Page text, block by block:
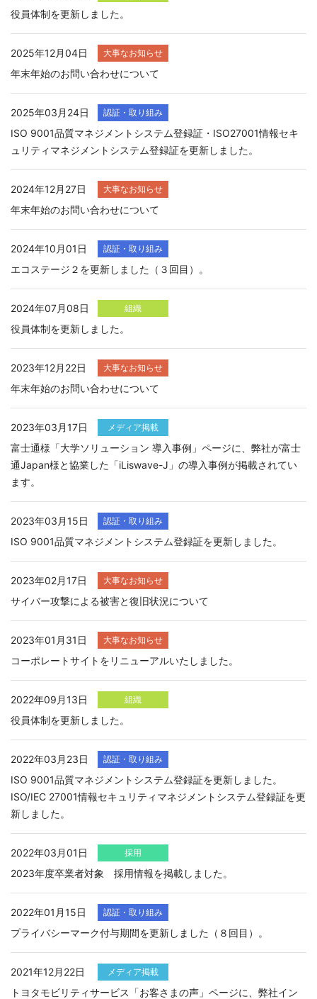
役員体制を更新しました。
2025年12月04日 大事なお知らせ
年末年始のお問い合わせについて
2025年03月24日 認証・取り組み
ISO 9001品質マネジメントシステム登録証・ISO27001情報セキ
ュリティマネジメントシステム登録証を更新しました。
2024年12月27日 大事なお知らせ
年末年始のお問い合わせについて
2024年10月01日 認証・取り組み
エコステージ２を更新しました（３回目）。
2024年07月08日 組織
役員体制を更新しました。
2023年12月22日 大事なお知らせ
年末年始のお問い合わせについて
2023年03月17日 メディア掲載
富士通様「大学ソリューション 導入事例」ページに、弊社が富士
通Japan様と協業した「iLiswave-J」の導入事例が掲載されてい
ます。
2023年03月15日 認証・取り組み
ISO 9001品質マネジメントシステム登録証を更新しました。
2023年02月17日 大事なお知らせ
サイバー攻撃による被害と復旧状況について
2023年01月31日 大事なお知らせ
コーポレートサイトをリニューアルいたしました。
2022年09月13日 組織
役員体制を更新しました。
2022年03月23日 認証・取り組み
ISO 9001品質マネジメントシステム登録証を更新しました。
ISO/IEC 27001情報セキュリティマネジメントシステム登録証を更
新しました。
2022年03月01日 採用
2023年度卒業者対象 採用情報を掲載しました。
2022年01月15日 認証・取り組み
プライバシーマーク付与期間を更新しました（８回目）。
2021年12月22日 メディア掲載
トヨタモビリティサービス「お客さまの声」ページに、弊社イン